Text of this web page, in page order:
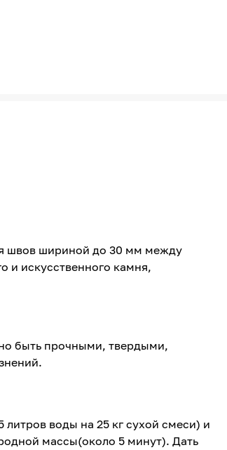
швов шириной до 30 мм между
и искусственного камня,
быть прочными, твердыми,
литров воды на 25 кг сухой смеси) и
массы(около 5 минут). Дать